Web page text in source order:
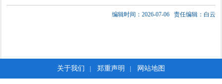
编辑时间：2026-07-06 责任编辑：白云
关于我们 郑重声明 网站地图